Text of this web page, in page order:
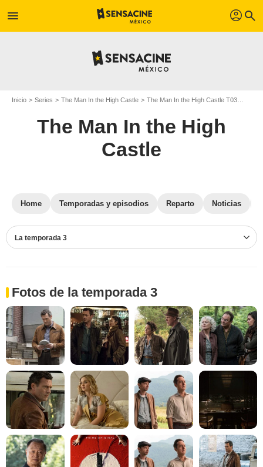
menu profil search
Inicio Series The Man In the High Castle The Man In the High Castle T03
The Man In the High
Castle
Home Temporadas y episodios Reparto Noticias
La temporada 3
Fotos de la temporada 3